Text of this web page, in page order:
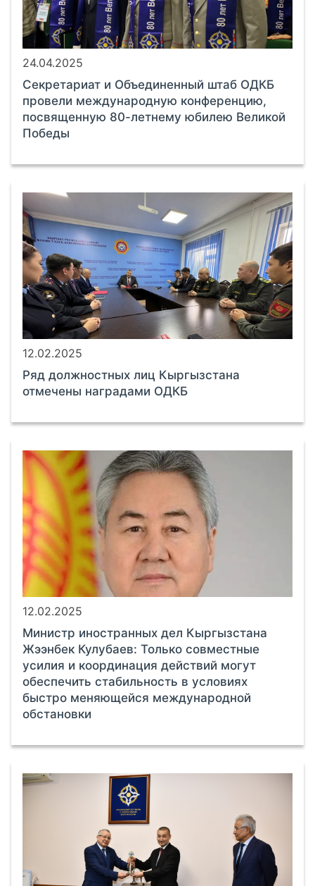
24.04.2025
Секретариат и Объединенный штаб ОДКБ
провели международную конференцию,
посвященную 80-летнему юбилею Великой
Победы
12.02.2025
Ряд должностных лиц Кыргызстана
отмечены наградами ОДКБ
12.02.2025
Министр иностранных дел Кыргызстана
Жээнбек Кулубаев: Только совместные
усилия и координация действий могут
обеспечить стабильность в условиях
быстро меняющейся международной
обстановки